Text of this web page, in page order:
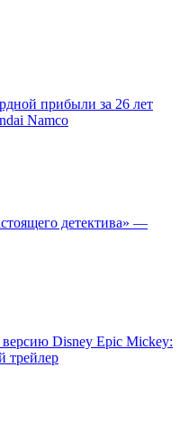
прибыли за 26 лет
Namco
детектива» —
Disney Epic Mickey:
трейлер